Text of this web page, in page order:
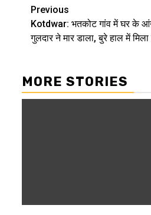
Continue
Reading
Previous
Kotdwar: भतकोट गांव में घर के
गुलदार ने मार डाला, बुरे हाल में
MORE STORIES